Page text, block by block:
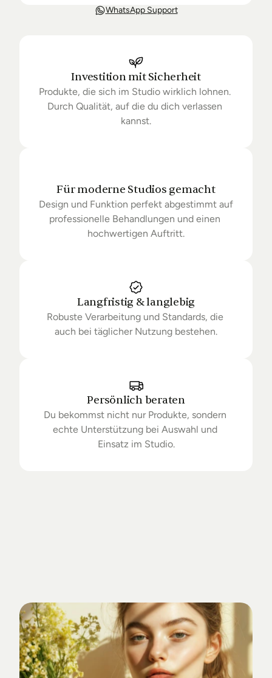
Unsere Lieferung ist in der Regel in 3-8 Tagen bei
Lieferung unter Umständen um einige Tage
verzögern.
WhatsApp Support
Investition mit Sicherheit
Produkte, die sich im Studio wirklich lohnen.
Durch Qualität, auf die du dich verlassen
kannst.
Für moderne Studios gemacht
Design und Funktion perfekt abgestimmt auf
professionelle Behandlungen und einen
hochwertigen Auftritt.
Langfristig & langlebig
Robuste Verarbeitung und Standards, die
auch bei täglicher Nutzung bestehen.
Persönlich beraten
Du bekommst nicht nur Produkte, sondern
echte Unterstützung bei Auswahl und
Einsatz im Studio.
Studio-Alltag.